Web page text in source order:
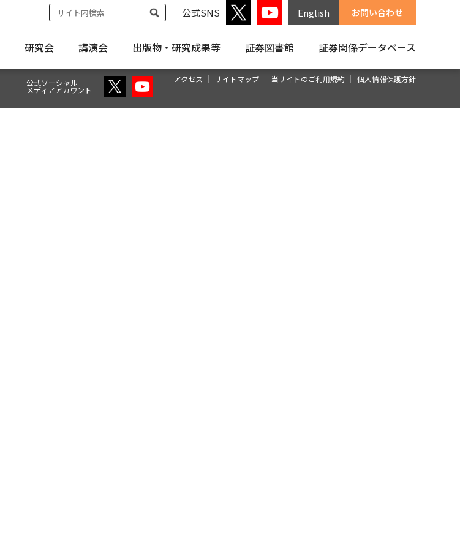
公式SNS English お問い合わせ
研究会 講演会 出版物・ 研究成果等 証券図書館 証券関係データベース
アクセス サイトマップ 当サイトのご利用規約 個人情報保護方針
公式ソーシャル
メディアアカウント